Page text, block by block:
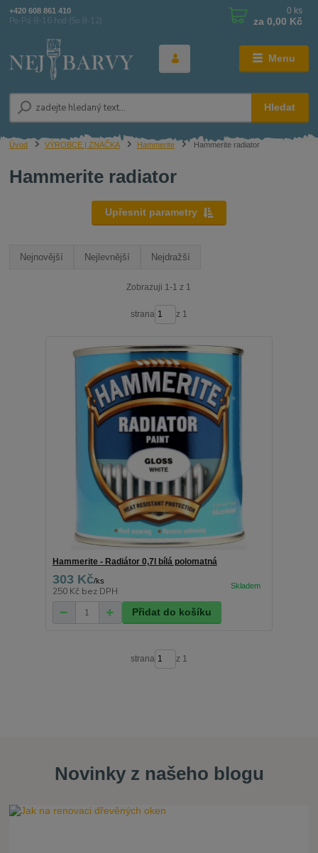
Menu
Hledat
+420 608 861 410
Po-Pá 8-16 hod (So 8-12)
0 ks
za 0,00 Kč
Úvod VÝROBCE | ZNAČKA Hammerite Hammerite radiator
Hammerite radiator
Upřesnit parametry
Nejnovější Nejlevnější Nejdražší
Zobrazuji 1-1 z 1
strana z 1
Hammerite - Radiátor 0,7l bílá polomatná
303 Kč/ks
250 Kč bez DPH
Přidat do košíku
strana z 1
Novinky z našeho blogu